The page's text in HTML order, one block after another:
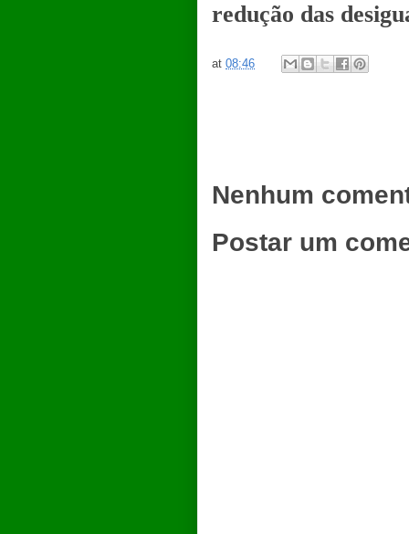
redução das
at 08:46
Nenhum
Postar um